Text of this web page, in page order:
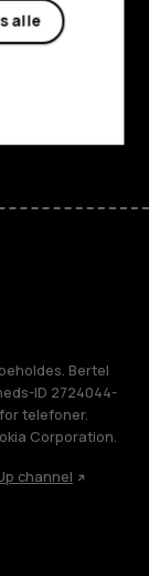
Bertel
ID 2724044-
telefoner.
Corporation.
channel
alle